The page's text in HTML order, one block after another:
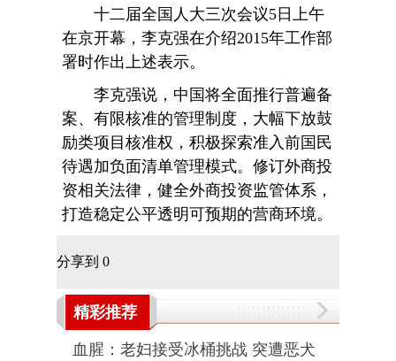
十二届全国人大三次会议5日上午
在京开幕，李克强在介绍2015年工作部
署时作出上述表示。
李克强说，中国将全面推行普遍备
案、有限核准的管理制度，大幅下放鼓
励类项目核准权，积极探索准入前国民
待遇加负面清单管理模式。修订外商投
资相关法律，健全外商投资监管体系，
打造稳定公平透明可预期的营商环境。
分享到 0
精彩推荐
血腥：老妇接受冰桶挑战 突遭恶犬